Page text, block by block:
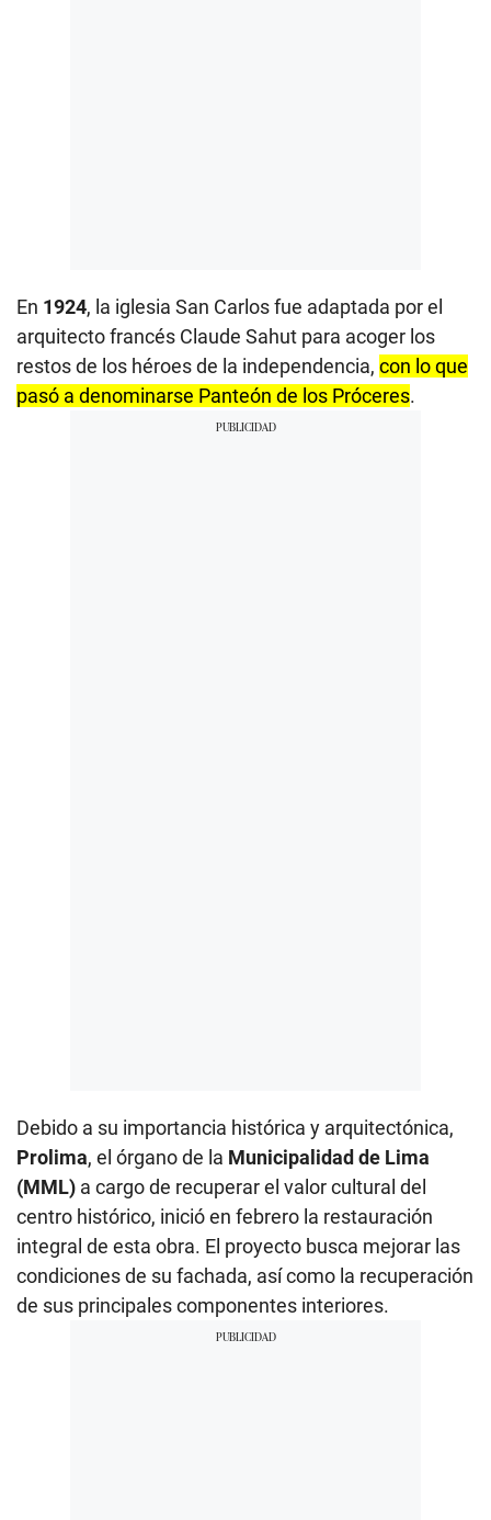
En 1924, la iglesia San Carlos fue adaptada por el
arquitecto francés Claude Sahut para acoger los
restos de los héroes de la independencia, con lo que
pasó a denominarse Panteón de los Próceres.
Debido a su importancia histórica y arquitectónica,
Prolima, el órgano de la Municipalidad de Lima
(MML) a cargo de recuperar el valor cultural del
centro histórico, inició en febrero la restauración
integral de esta obra. El proyecto busca mejorar las
condiciones de su fachada, así como la recuperación
de sus principales componentes interiores.